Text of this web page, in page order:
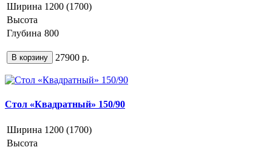
Ширина 1200 (1700)
Высота
Глубина 800
В корзину 27900 р.
Стол «Квадратный» 150/90
Ширина 1200 (1700)
Высота